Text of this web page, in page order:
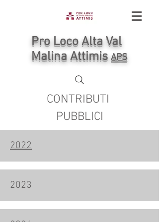
Pro Loco Alta Val
Malina AttimisAPS
CONTRIBUTI
PUBBLICI
2022
2023